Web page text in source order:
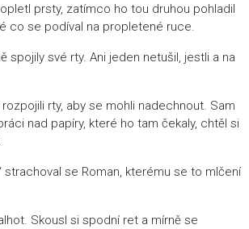
prsty, zatímco ho tou druhou pohladil
co se podíval na propletené ruce.
spojily své rty. Ani jeden netušil, jestli a na
rty, aby se mohli nadechnout. Sam
nad papíry, které ho tam čekaly, chtěl si
se Roman, kterému se to mlčení
Skousl si spodní ret a mírně se